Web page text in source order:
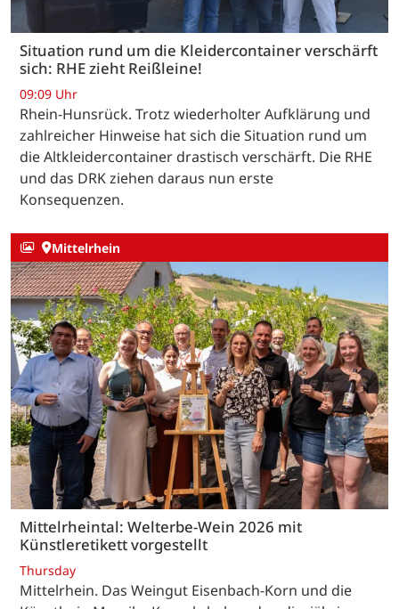
Situation rund um die Kleidercontainer verschärft
sich: RHE zieht Reißleine!
09:09 Uhr
Rhein-Hunsrück. Trotz wiederholter Aufklärung und
zahlreicher Hinweise hat sich die Situation rund um
die Altkleidercontainer drastisch verschärft. Die RHE
und das DRK ziehen daraus nun erste
Konsequenzen.
Mittelrhein
Mittelrheintal: Welterbe-Wein 2026 mit
Künstleretikett vorgestellt
Thursday
Mittelrhein. Das Weingut Eisenbach-Korn und die